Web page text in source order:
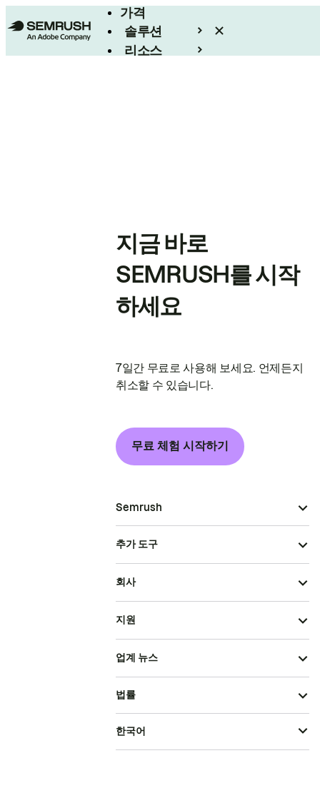
가격
솔루션
리소스
지금 바로
SEMRUSH를 시작
하세요
7일간 무료로 사용해 보세요. 언제든지
취소할 수 있습니다.
무료 체험 시작하기
Semrush
추가 도구
회사
지원
업계 뉴스
법률
한국어